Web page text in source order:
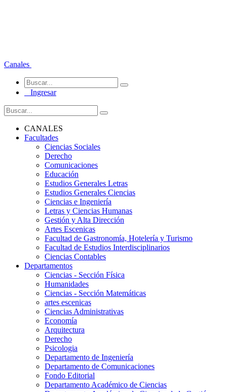
Canales
Ingresar
CANALES
Facultades
Ciencias Sociales
Derecho
Comunicaciones
Educación
Estudios Generales Letras
Estudios Generales Ciencias
Ciencias e Ingeniería
Letras y Ciencias Humanas
Gestión y Alta Dirección
Artes Escenicas
Facultad de Gastronomía, Hotelería y Turismo
Facultad de Estudios Interdisciplinarios
Ciencias Contables
Departamentos
Ciencias - Sección Física
Humanidades
Ciencias - Sección Matemáticas
artes escenicas
Ciencias Administrativas
Economía
Arquitectura
Derecho
Psicologia
Departamento de Ingeniería
Departamento de Comunicaciones
Fondo Editorial
Departamento Académico de Ciencias